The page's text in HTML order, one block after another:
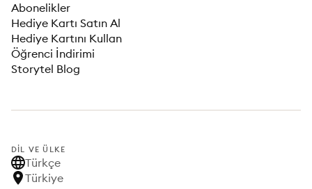
Abonelikler
Hediye Kartı Satın Al
Hediye Kartını Kullan
Öğrenci İndirimi
Storytel Blog
DIL VE ÜLKE
Türkçe
Türkiye